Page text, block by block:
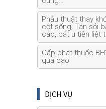
Phẫu thuật thay
cột sống; Tán sỏi
cao, cắt u tiền liệt
Cấp phát thuốc
quả cao
DỊCH VỤ